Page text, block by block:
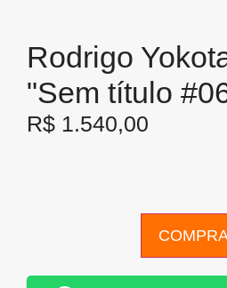
Rodrigo
"Sem título
R$ 1.540,00